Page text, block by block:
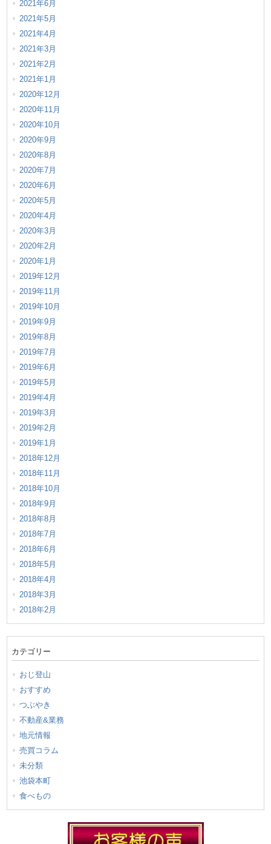
2021年6月
2021年5月
2021年4月
2021年3月
2021年2月
2021年1月
2020年12月
2020年11月
2020年10月
2020年9月
2020年8月
2020年7月
2020年6月
2020年5月
2020年4月
2020年3月
2020年2月
2020年1月
2019年12月
2019年11月
2019年10月
2019年9月
2019年8月
2019年7月
2019年6月
2019年5月
2019年4月
2019年3月
2019年2月
2019年1月
2018年12月
2018年11月
2018年10月
2018年9月
2018年8月
2018年7月
2018年6月
2018年5月
2018年4月
2018年3月
2018年2月
カテゴリー
おじ登山
おすすめ
つぶやき
不動産&業務
地元情報
売買コラム
未分類
池袋本町
食べもの